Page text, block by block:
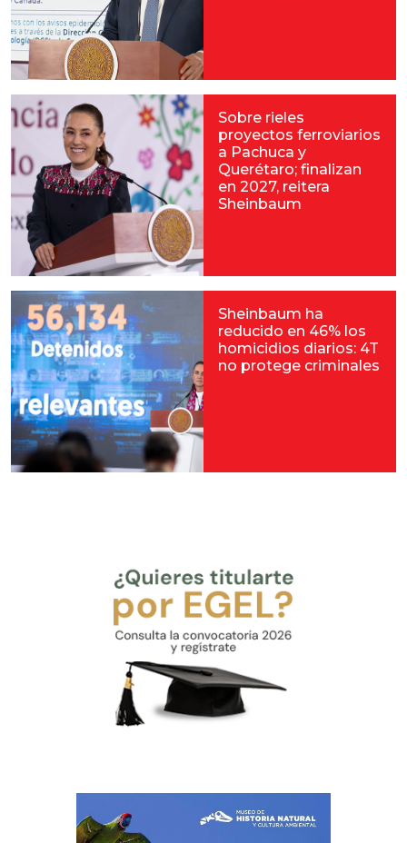
Sobre rieles
proyectos ferroviarios
a Pachuca y
Querétaro; finalizan
en 2027, reitera
Sheinbaum
Sheinbaum ha
reducido en 46% los
homicidios diarios: 4T
no protege criminales